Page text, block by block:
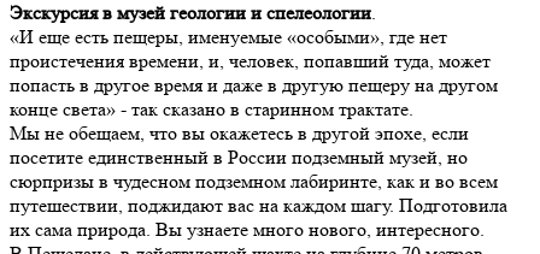
Экскурсия в музей геологии и спелеологии.
«И еще есть пещеры, именуемые «особыми», где нет
проистечения времени, и, человек, попавший туда, может
попасть в другое время и даже в другую пещеру на другом
конце света» - так сказано в старинном трактате.
Мы не обещаем, что вы окажетесь в другой эпохе, если
посетите единственный в России подземный музей, но
сюрпризы в чудесном подземном лабиринте, как и во всем
путешествии, поджидают вас на каждом шагу. Подготовила
их сама природа. Вы узнаете много нового, интересного.